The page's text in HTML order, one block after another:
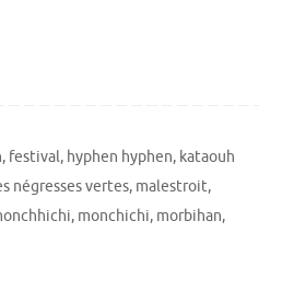
, festival, hyphen hyphen, kataouh
négresses vertes, malestroit,
, monchichi, morbihan,